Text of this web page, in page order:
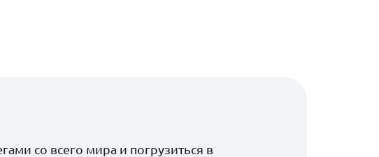
со всего мира и погрузиться в